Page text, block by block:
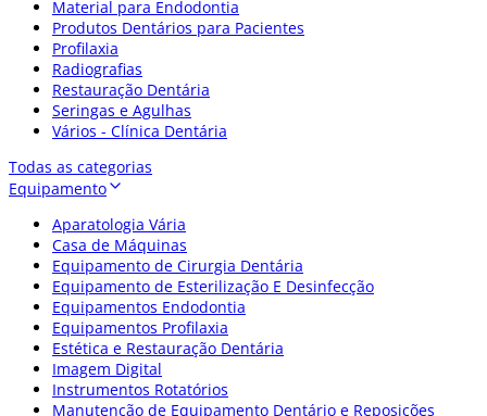
Material para Endodontia
Produtos Dentários para Pacientes
Profilaxia
Radiografias
Restauração Dentária
Seringas e Agulhas
Vários - Clínica Dentária
Todas as categorias
Equipamento
Aparatologia Vária
Casa de Máquinas
Equipamento de Cirurgia Dentária
Equipamento de Esterilização E Desinfecção
Equipamentos Endodontia
Equipamentos Profilaxia
Estética e Restauração Dentária
Imagem Digital
Instrumentos Rotatórios
Manutenção de Equipamento Dentário e Reposições